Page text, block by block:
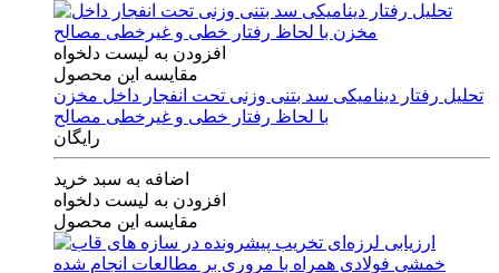
افزودن به لیست دلخواه
مقایسه این محصول
تحلیل رفتار دینامیکی سد بتنی وزنی تحت انفجار داخل مخزن
با لحاظ رفتار خطی و غیرخطی مصالح
رایگان
اضافه به سبد خرید
افزودن به لیست دلخواه
مقایسه این محصول